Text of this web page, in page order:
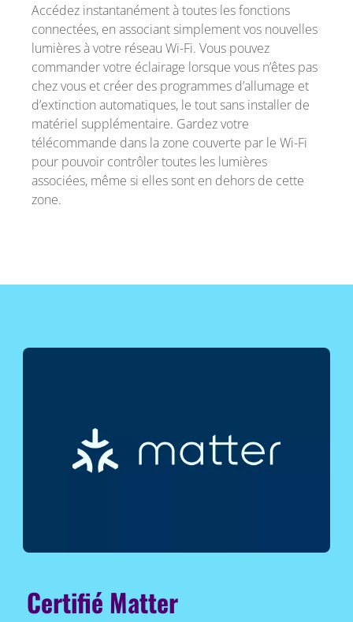
Accédez instantanément à toutes les fonctions
connectées, en associant simplement vos nouvelles
lumières à votre réseau Wi-Fi. Vous pouvez
commander votre éclairage lorsque vous n’êtes pas
chez vous et créer des programmes d’allumage et
d’extinction automatiques, le tout sans installer de
matériel supplémentaire. Gardez votre
télécommande dans la zone couverte par le Wi-Fi
pour pouvoir contrôler toutes les lumières
associées, même si elles sont en dehors de cette
zone.
Certifié Matter